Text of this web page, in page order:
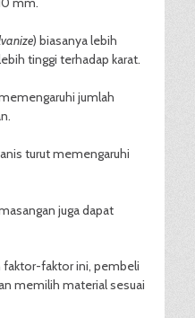
) biasanya lebih
tinggi terhadap karat.
jumlah
turut memengaruhi
juga dapat
faktor ini, pembeli
memilih material sesuai